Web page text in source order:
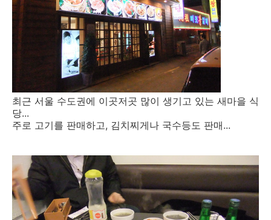
최근 서울 수도권에 이곳저곳 많이 생기고 있는 새마을 식
당...
주로 고기를 판매하고, 김치찌게나 국수등도 판매...